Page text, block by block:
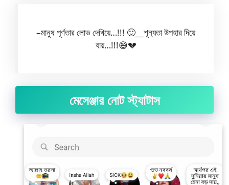
–মানুষ পূর্ণতার লোভ দেখিয়ে…!!! 🙂__শূন্যতা উপহার দিয়ে
যায়…!!!😅💔
মেসেঞ্জার নোট স্ট্যাটাস